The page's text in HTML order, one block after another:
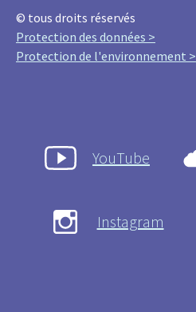
© tous droits réservés
Protection des données >
Protection de l'environnement >
YouTube
Instagram